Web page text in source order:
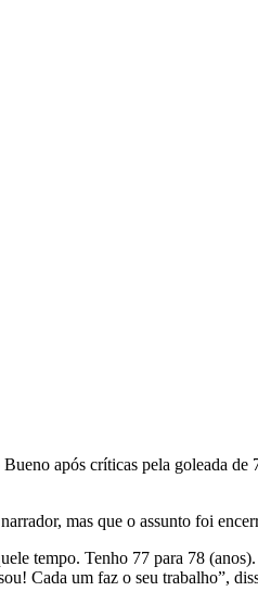
após críticas pela goleada de
mas que o assunto foi
tempo. Tenho 77 para 78
Cada um faz o seu trabalho”,